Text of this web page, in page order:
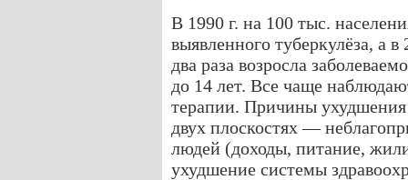
В 1990 г. на 100 тыс.
выявленного туберкулёза, а
два раза возросла
до 14 лет. Все чаще
терапии. Причины
двух плоскостях —
людей (доходы, питание,
ухудшение системы